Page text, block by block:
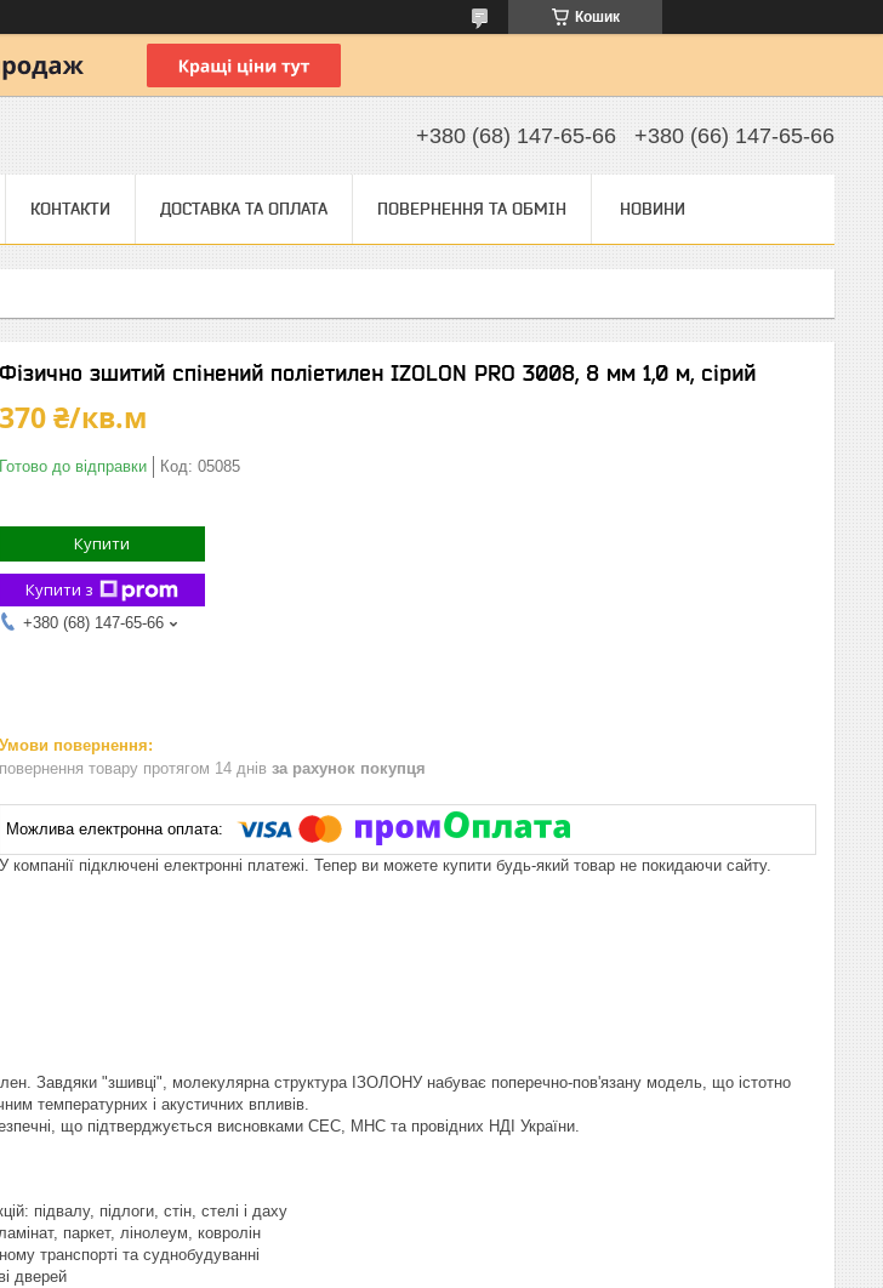
Кошик
+380 (68) 147-65-66 +380 (66) 147-65-66
КОНТАКТИ ДОСТАВКА ТА ОПЛАТА ПОВЕРНЕННЯ ТА ОБМІН НОВИНИ
Фізично зшитий спінений поліетилен IZOLON PRO 3008, 8 мм 1,0 м, сірий
370 ₴/кв.м
Готово до відправки Код: 05085
Купити
Купити з
+380 (68) 147-65-66
повернення товару протягом 14 днів за рахунок покупця
У компанії підключені електронні платежі. Тепер ви можете купити будь-який товар не покидаючи сайту.
Завдяки "зшивці", молекулярна структура ІЗОЛОНУ набуває поперечно-пов'язану модель, що істотно
температурних і акустичних впливів.
що підтверджується висновками СЕС, МНС та провідних НДІ України.
підвалу, підлоги, стін, стелі і даху
паркет, лінолеум, ковролін
транспорті та суднобудуванні
дверей